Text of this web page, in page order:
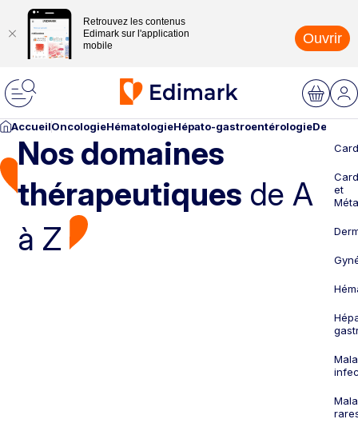
Retrouvez les contenus
Edimark sur l'application
mobile
Ouvrir
AccueilOncologieHématologieHépato-gastroentérologie
Nos domaines
thérapeutiques de A
à Z
et